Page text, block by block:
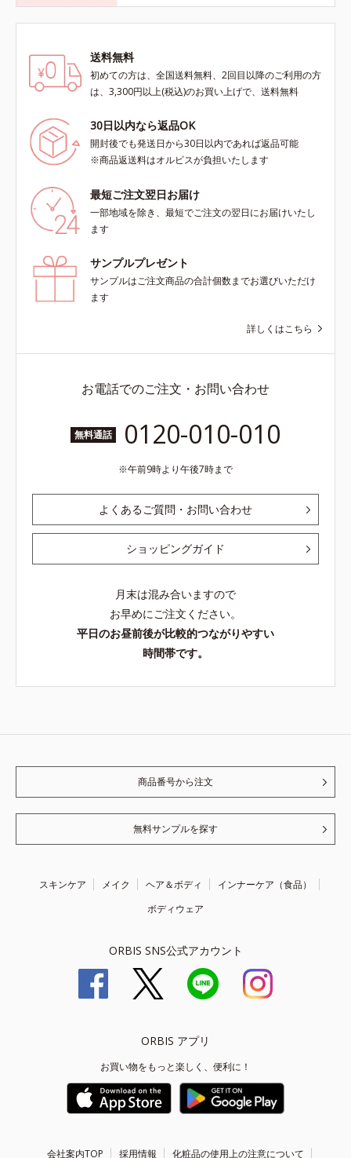
送料無料
初めての方は、全国送料無料、2回目以降のご利用の方
は、3,300円以上(税込)のお買い上げで、送料無料
30日以内なら返品OK
開封後でも発送日から30日以内であれば返品可能
※商品返送料はオルビスが負担いたします
最短ご注文翌日お届け
一部地域を除き、最短でご注文の翌日にお届けいたし
ます
サンプルプレゼント
サンプルはご注文商品の合計個数までお選びいただけ
ます
詳しくはこちら
お電話でのご注文・お問い合わせ
無料通話 0120-010-010
午前9時より午後7時まで
よくあるご質問・お問い合わせ
ショッピングガイド
月末は混み合いますので
お早めにご注文ください。
平日のお昼前後が比較的つながりやすい
時間帯です。
商品番号から注文
無料サンプルを探す
スキンケア メイク ヘア＆ボディ
インナーケア（食品）
ボディウェア
ORBIS SNS公式アカウント
ORBIS アプリ
お買い物をもっと楽しく、便利に！
会社案内TOP 採用情報 化粧品の使用上の注意について